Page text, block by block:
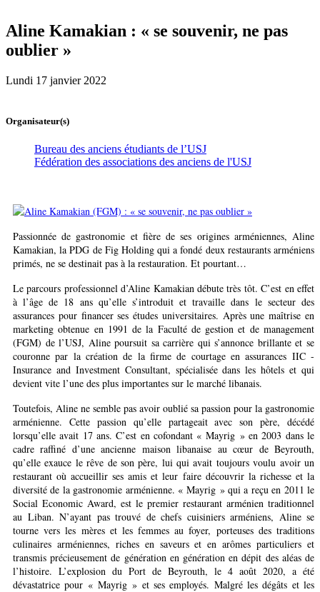
Aline Kamakian : « se souvenir, ne pas
oublier »
Lundi 17 janvier 2022
Organisateur(s)
Bureau des anciens étudiants de l’USJ
Fédération des associations des anciens de l'USJ
Passionnée de gastronomie et fière de ses origines arméniennes, Aline
Kamakian, la PDG de Fig Holding qui a fondé deux restaurants arméniens
primés, ne se destinait pas à la restauration. Et pourtant…
Le parcours professionnel d’Aline Kamakian débute très tôt. C’est en effet
à l’âge de 18 ans qu’elle s’introduit et travaille dans le secteur des
assurances pour financer ses études universitaires. Après une maîtrise en
marketing obtenue en 1991 de la Faculté de gestion et de management
(FGM) de l’USJ, Aline poursuit sa carrière qui s’annonce brillante et se
couronne par la création de la firme de courtage en assurances IIC -
Insurance and Investment Consultant, spécialisée dans les hôtels et qui
devient vite l’une des plus importantes sur le marché libanais.
Toutefois, Aline ne semble pas avoir oublié sa passion pour la gastronomie
arménienne. Cette passion qu’elle partageait avec son père, décédé
lorsqu’elle avait 17 ans. C’est en cofondant « Mayrig » en 2003 dans le
cadre raffiné d’une ancienne maison libanaise au cœur de Beyrouth,
qu’elle exauce le rêve de son père, lui qui avait toujours voulu avoir un
restaurant où accueillir ses amis et leur faire découvrir la richesse et la
diversité de la gastronomie arménienne. « Mayrig » qui a reçu en 2011 le
Social Economic Award, est le premier restaurant arménien traditionnel
au Liban. N’ayant pas trouvé de chefs cuisiniers arméniens, Aline se
tourne vers les mères et les femmes au foyer, porteuses des traditions
culinaires arméniennes, riches en saveurs et en arômes particuliers et
transmis précieusement de génération en génération en dépit des aléas de
l’histoire. L’explosion du Port de Beyrouth, le 4 août 2020, a été
dévastatrice pour « Mayrig » et ses employés. Malgré les dégâts et les